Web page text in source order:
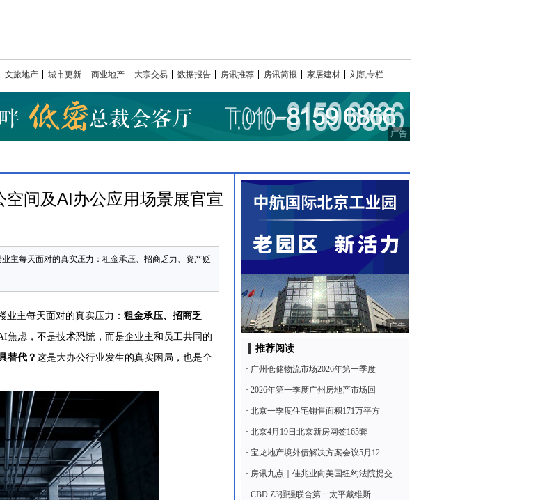
文旅地产 城市更新 商业地产 大宗交易 数据报告 房讯推荐 房讯简报 家居建材 刘凯专栏
广告
空间及AI办公应用场景展官宣
主每天面对的真实压力：租金承压、招商乏力、资产贬
主每天面对的真实压力： 租金承压、招商乏
焦虑，不是技术恐慌，而是企业主和员工共同的
替代？ 这是大办公行业发生的真实困局，也是全
广告
推荐阅读
· 广州仓储物流市场2026年第一季度
· 2026年第一季度广州房地产市场回
· 北京一季度住宅销售面积171万平方
· 北京4月19日北京新房网签165套
· 宝龙地产境外债解决方案会议5月12
· 房讯九点｜佳兆业向美国纽约法院提交
· CBD Z3强强联合第一太平戴维斯